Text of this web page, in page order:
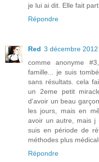
je lui ai dit. Elle fait
Répondre
Red 3 décembre
comme anonyme
famille... je suis
sans résultats. cela
un 2eme petit
d'avoir un beau
les jours, mais en
avoir un autre, mais j
suis en période de
méthodes plus
Répondre